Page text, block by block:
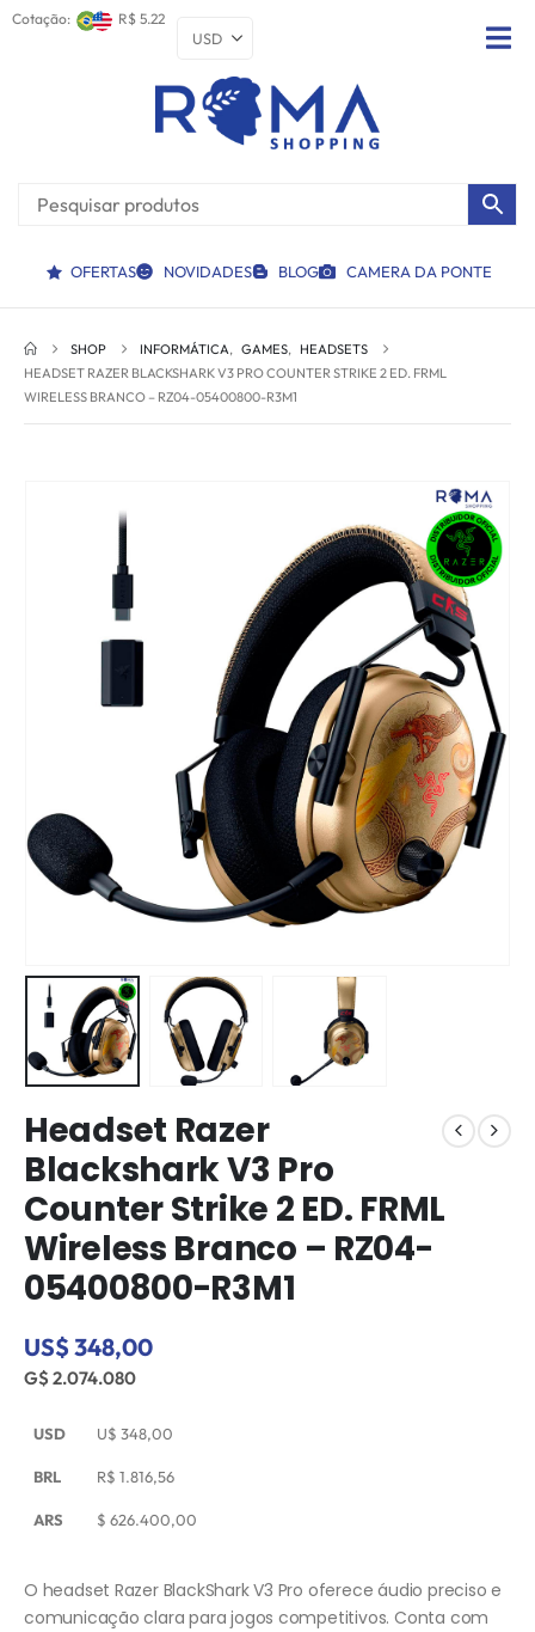
Cotação: R$ 5.22
OFERTAS NOVIDADES BLOG CAMERA DA PONTE
SHOP INFORMÁTICA, GAMES, HEADSETS
HEADSET RAZER BLACKSHARK V3 PRO COUNTER STRIKE 2 ED. FRML
WIRELESS BRANCO – RZ04-05400800-R3M1
Headset Razer
Blackshark V3 Pro
Counter Strike 2 ED. FRML
Wireless Branco – RZ04-
05400800-R3M1
US$ 348,00
G$ 2.074.080
USD U$ 348,00
BRL R$ 1.816,56
ARS $ 626.400,00
O headset Razer BlackShark V3 Pro oferece áudio preciso e
comunicação clara para jogos competitivos. Conta com